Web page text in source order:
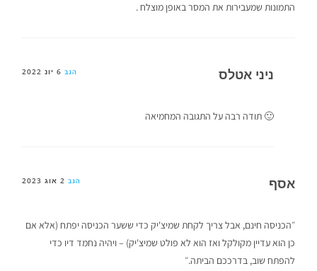
התמונות שמעבירות את המסר באופן מוצלח .
ניני אטלס הגב 6 יונ 2022
🙂 תודה רבה על התגובה המחמיאה
אסף הגב 2 אוג 2023
״הכניסה חינם, אבל צריך לקחת שמיצ'יק כדי ששער הכניסה יפתח (אלא אם
כן הוא עדיין מקולקל ואז הוא לא פולט שמיצ'יק) – ויהיה נחמד דיו כדי
להפתח שוב, בדרככם הביתה.״